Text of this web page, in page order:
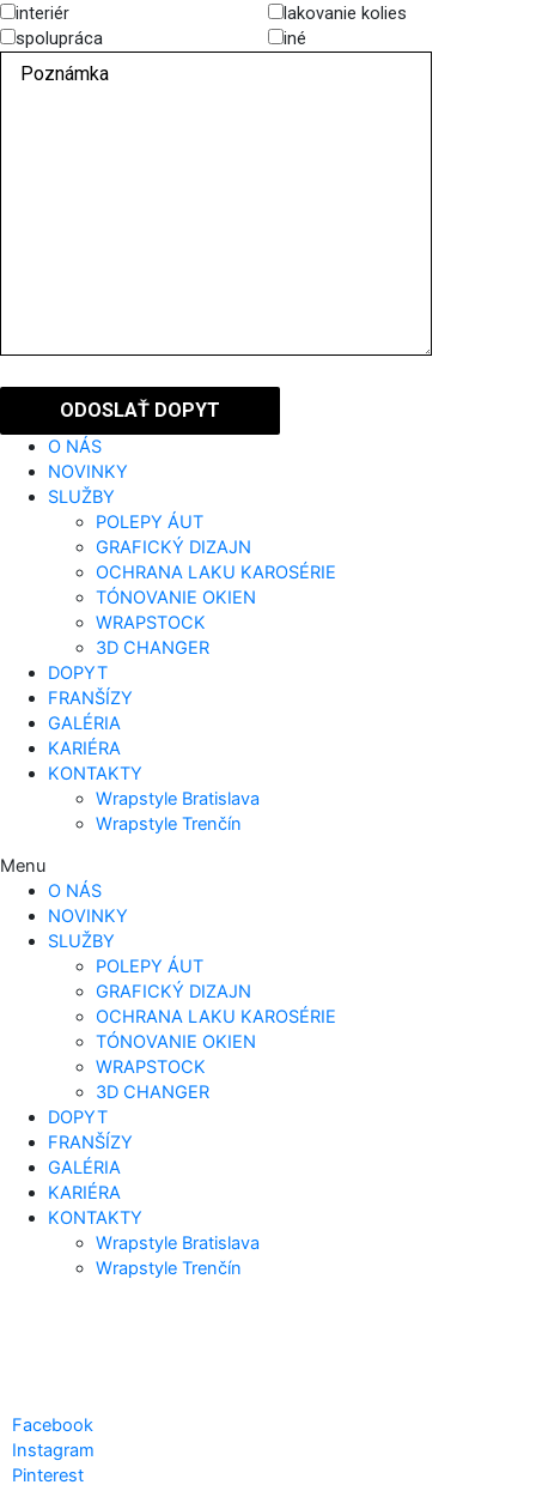
interiér
lakovanie kolies
spolupráca
iné
O NÁS
NOVINKY
SLUŽBY
POLEPY ÁUT
GRAFICKÝ DIZAJN
OCHRANA LAKU KAROSÉRIE
TÓNOVANIE OKIEN
WRAPSTOCK
3D CHANGER
DOPYT
FRANŠÍZY
GALÉRIA
KARIÉRA
KONTAKTY
Wrapstyle Bratislava
Wrapstyle Trenčín
Menu
O NÁS
NOVINKY
SLUŽBY
POLEPY ÁUT
GRAFICKÝ DIZAJN
OCHRANA LAKU KAROSÉRIE
TÓNOVANIE OKIEN
WRAPSTOCK
3D CHANGER
DOPYT
FRANŠÍZY
GALÉRIA
KARIÉRA
KONTAKTY
Wrapstyle Bratislava
Wrapstyle Trenčín
Facebook
Instagram
Pinterest